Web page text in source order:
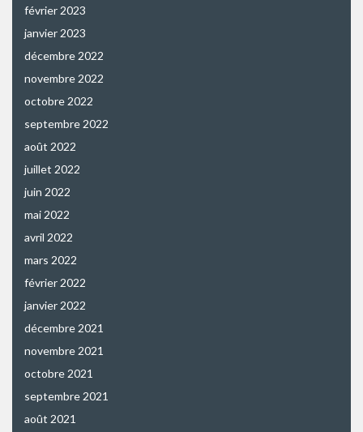
février 2023
janvier 2023
décembre 2022
novembre 2022
octobre 2022
septembre 2022
août 2022
juillet 2022
juin 2022
mai 2022
avril 2022
mars 2022
février 2022
janvier 2022
décembre 2021
novembre 2021
octobre 2021
septembre 2021
août 2021